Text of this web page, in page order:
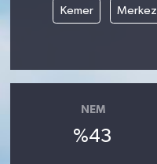
Kemer Merkez
NEM
%43